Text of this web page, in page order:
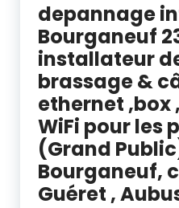
depannage
Bourganeuf
installateur
brassage &
ethernet ,box
WiFi pour les
(Grand
Bourganeuf,
Guéret ,